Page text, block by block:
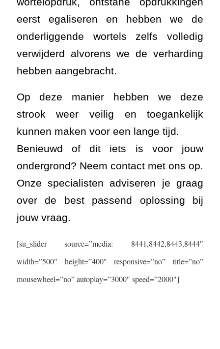
eerst egaliseren en hebben we de
onderliggende wortels zelfs volledig
verwijderd alvorens we de verharding
hebben aangebracht.
Op deze manier hebben we deze
strook weer veilig en toegankelijk
kunnen maken voor een lange tijd.
Benieuwd of dit iets is voor jouw
ondergrond? Neem contact met ons op.
Onze specialisten adviseren je graag
over de best passend oplossing bij
jouw vraag.
[su_slider source=”media: 8441,8442,8443,8444″
width=”500″ height=”400″ responsive=”no” title=”no”
mousewheel=”no” autoplay=”3000″ speed=”2000″]